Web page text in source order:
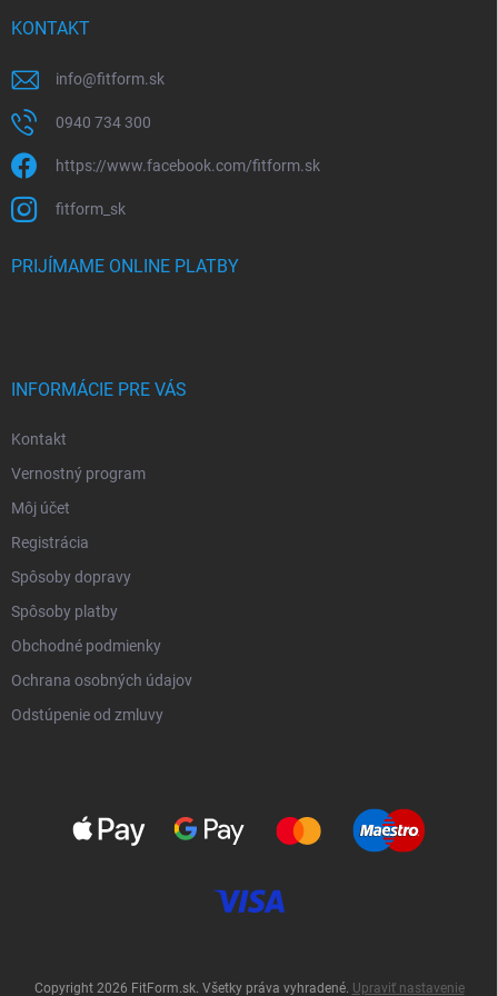
KONTAKT
info@fitform.sk
0940 734 300
https://www.facebook.com/fitform.sk
fitform_sk
PRIJÍMAME ONLINE PLATBY
INFORMÁCIE PRE VÁS
Kontakt
Vernostný program
Môj účet
Registrácia
Spôsoby dopravy
Spôsoby platby
Obchodné podmienky
Ochrana osobných údajov
Odstúpenie od zmluvy
Copyright 2026 FitForm.sk. Všetky práva vyhradené. Upraviť nastavenie